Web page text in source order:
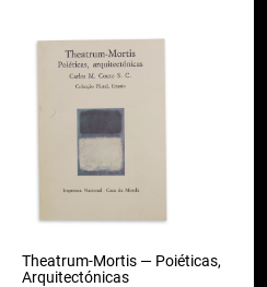
Theatrum-Mortis — Poiéticas,
Arquitectónicas